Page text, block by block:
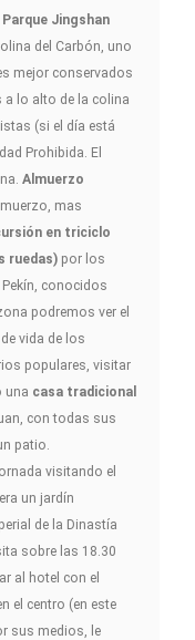
Parque Jingshan
del Carbón, uno
mejor conservados
a lo alto de la colina
(si el día está
Prohibida. El
Almuerzo
mas
en triciclo
ruedas) por los
conocidos
podremos ver el
vida de los
populares, visitar
una casa tradicional
con todas sus
patio.
visitando el
un jardín
de la Dinastía
sobre las 18.30
al hotel con el
el centro (en este
sus medios, le